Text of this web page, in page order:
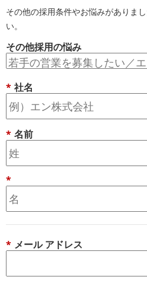
その他の採用条件やお悩みがありま
い。
その他採用の悩み
* 社名
* 名前
*
* メール アドレス